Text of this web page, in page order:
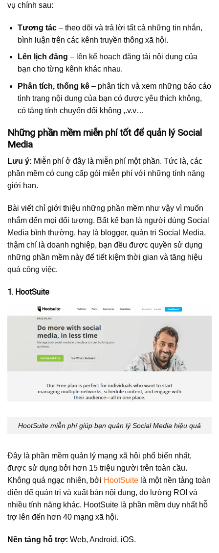
vụ chính sau:
Tương tác– theo dõi và trả lời tất cả những tin nhắn,
bình luận trên các kênh truyền thông xã hội.
Lên lịch đăng – lên kế hoạch đăng tải nội dung của
bạn cho từng kênh khác nhau.
Phân tích, thống kê– phân tích và xem những báo cáo
tình trạng nội dung của bạn có được yêu thích không,
có tăng tính chuyển đổi không ,.v.v…
Những phần mềm miễn phí tốt để quản lý Social
Media
Lưu ý: Miễn phí ở đây là miễn phí một phần. Tức là, các
phần mềm có cung cấp gói miễn phí với những tính năng
giới hạn.
Bài viết chỉ giới thiệu những phần mềm như vậy vì muốn
nhắm đến mọi đối tượng. Bất kể bạn là người dùng Social
Media bình thường, hay là blogger, quản trị Social Media,
thậm chí là doanh nghiệp, bạn đều được quyền sử dụng
những phần mềm này để tiết kiệm thời gian và tăng hiệu
quả công việc.
1. HootSuite
HootSuite miễn phí giúp bạn quản lý Social Media hiệu quả
Đây là phần mềm quản lý mạng xã hội phổ biến nhất,
được sử dụng bởi hơn 15 triệu người trên toàn cầu.
Không quá ngạc nhiên, bởi HootSuite là một nền tảng toàn
diện để quản trị và xuất bản nội dung, đo lường ROI và
nhiều tính năng khác. HootSuite là phần mềm duy nhất hỗ
trợ lên đến hơn 40 mạng xã hội.
Nền tảng hỗ trợ: Web, Android, iOS.